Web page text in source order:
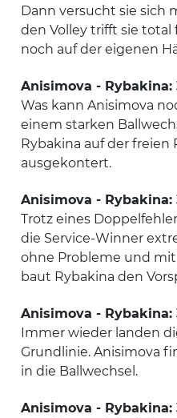
Dann versucht sie sich
den Volley trifft sie total
noch auf der eigenen
Anisimova - Rybakina:
Was kann Anisimova
einem starken
Rybakina auf der freien
ausgekontert.
Anisimova - Rybakina:
Trotz eines
die Service-Winner
ohne Probleme und
baut Rybakina den
Anisimova - Rybakina:
Immer wieder landen
Grundlinie. Anisimova
in die Ballwechsel.
Anisimova - Rybakina: